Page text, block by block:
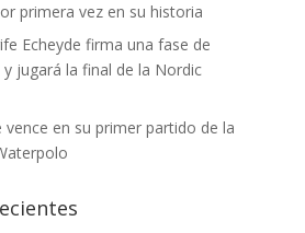
primera vez en su historia
Echeyde firma una fase de
jugará la final de la Nordic
vence en su primer partido de la